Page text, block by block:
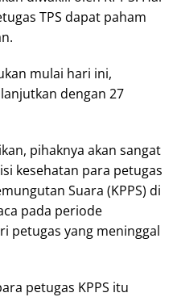
TPS dapat paham
mulai hari ini,
dengan 27
pihaknya akan sangat
kesehatan para petugas
Suara (KPPS) di
pada periode
petugas yang meninggal
petugas KPPS itu